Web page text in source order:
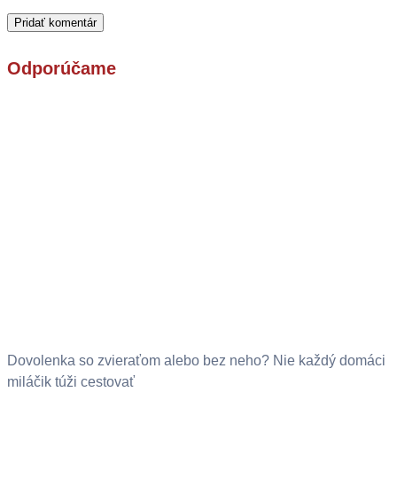
Odporúčame
Dovolenka so zvieraťom alebo bez neho? Nie každý domáci
miláčik túži cestovať